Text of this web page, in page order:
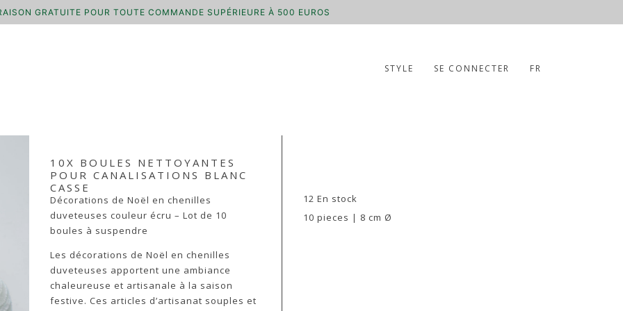
GRATUITE POUR TOUTE COMMANDE SUPÉRIEURE À 500 EUROS
STYLE SE CONNECTER FR
10X BOULES NETTOYANTES
POUR CANALISATIONS BLANC
CASSE
Décorations de Noël en chenilles
duveteuses couleur écru – Lot de 10
boules à suspendre
Les décorations de Noël en chenilles
duveteuses apportent une ambiance
chaleureuse et artisanale à la saison
festive. Ces articles d’artisanat souples et
12 En stock
10 pieces | 8 cm Ø